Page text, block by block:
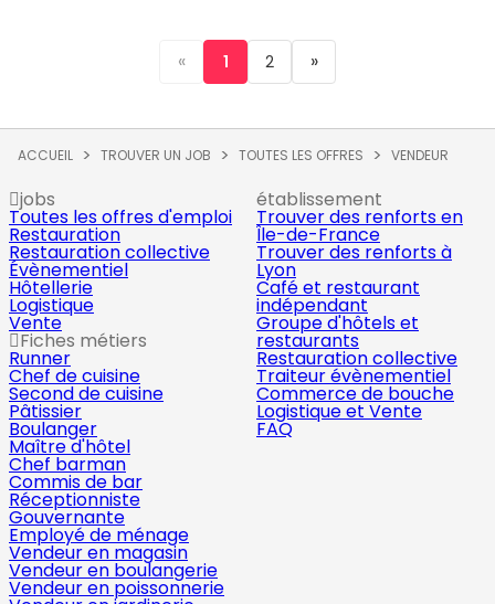
« 1 2 »
ACCUEIL TROUVER UN JOB TOUTES LES OFFRES VENDEUR
jobs
Toutes les offres d'emploi
Restauration
Restauration collective
Évènementiel
Hôtellerie
Logistique
Vente
Fiches métiers
Runner
Chef de cuisine
Second de cuisine
Pâtissier
Boulanger
Maître d'hôtel
Chef barman
Commis de bar
Réceptionniste
Gouvernante
Employé de ménage
Vendeur en magasin
Vendeur en boulangerie
Vendeur en poissonnerie
établissement
Trouver des renforts en
Île-de-France
Trouver des renforts à
Lyon
Café et restaurant
indépendant
Groupe d'hôtels et
restaurants
Restauration collective
Traiteur évènementiel
Commerce de bouche
Logistique et Vente
FAQ